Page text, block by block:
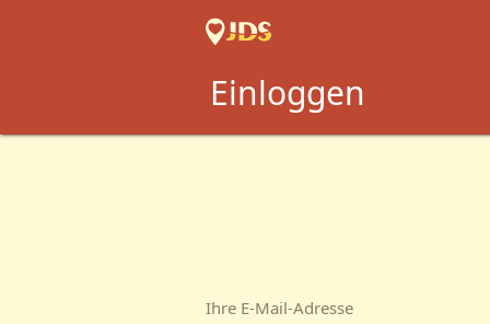
Einloggen
Ihre E-Mail-Adresse